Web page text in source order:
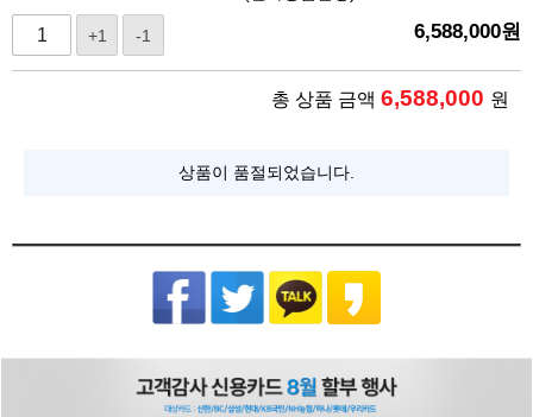
+1 -1 6,588,000원
총 상품 금액 6,588,000 원
상품이 품절되었습니다.